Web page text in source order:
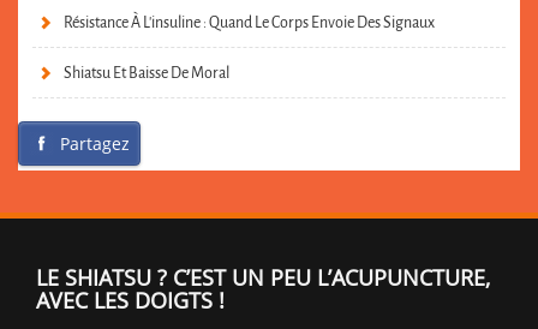
Résistance À L’insuline : Quand Le Corps Envoie Des Signaux
Shiatsu Et Baisse De Moral
Partagez
LE SHIATSU ? C’EST UN PEU L’ACUPUNCTURE,
AVEC LES DOIGTS !